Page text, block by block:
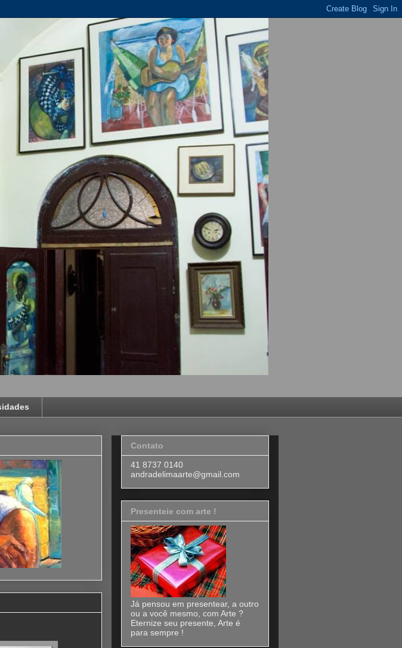
Contato
41 8737 0140
andradelimaarte@gmail.com
Presenteie com arte !
Já pensou em presentear, a outro
ou a você mesmo, com Arte ?
Eternize seu presente, Arte é
para sempre !